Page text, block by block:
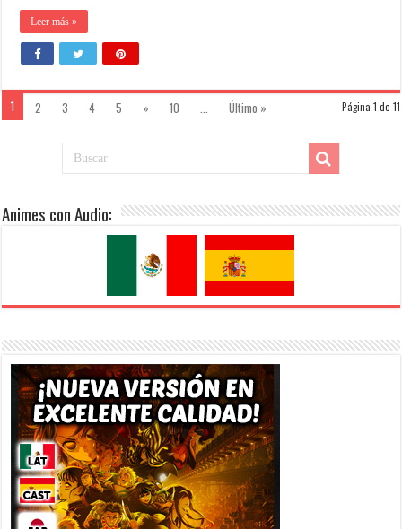
Leer más »
Página 1 de 11
1 2 3 4 5 » 10 ... Último »
Animes con Audio: